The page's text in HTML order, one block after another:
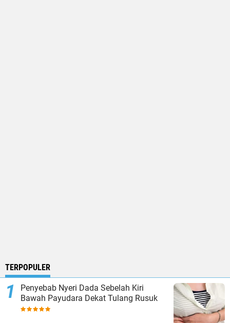
TERPOPULER
Penyebab Nyeri Dada Sebelah Kiri
Bawah Payudara Dekat Tulang Rusuk